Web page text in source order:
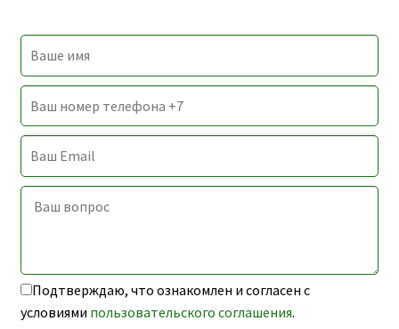
Подтверждаю, что ознакомлен и согласен с
условиями пользовательского соглашения.